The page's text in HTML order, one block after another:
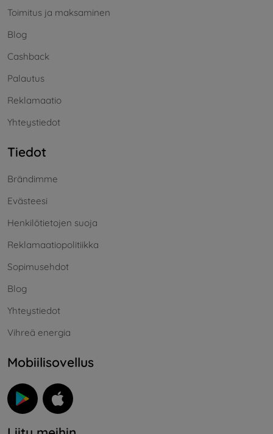
Toimitus ja maksaminen
Blog
Cashback
Palautus
Reklamaatio
Yhteystiedot
Tiedot
Brändimme
Evästeesi
Henkilötietojen suoja
Reklamaatiopolitiikka
Sopimusehdot
Blog
Yhteystiedot
Vihreä energia
Mobiilisovellus